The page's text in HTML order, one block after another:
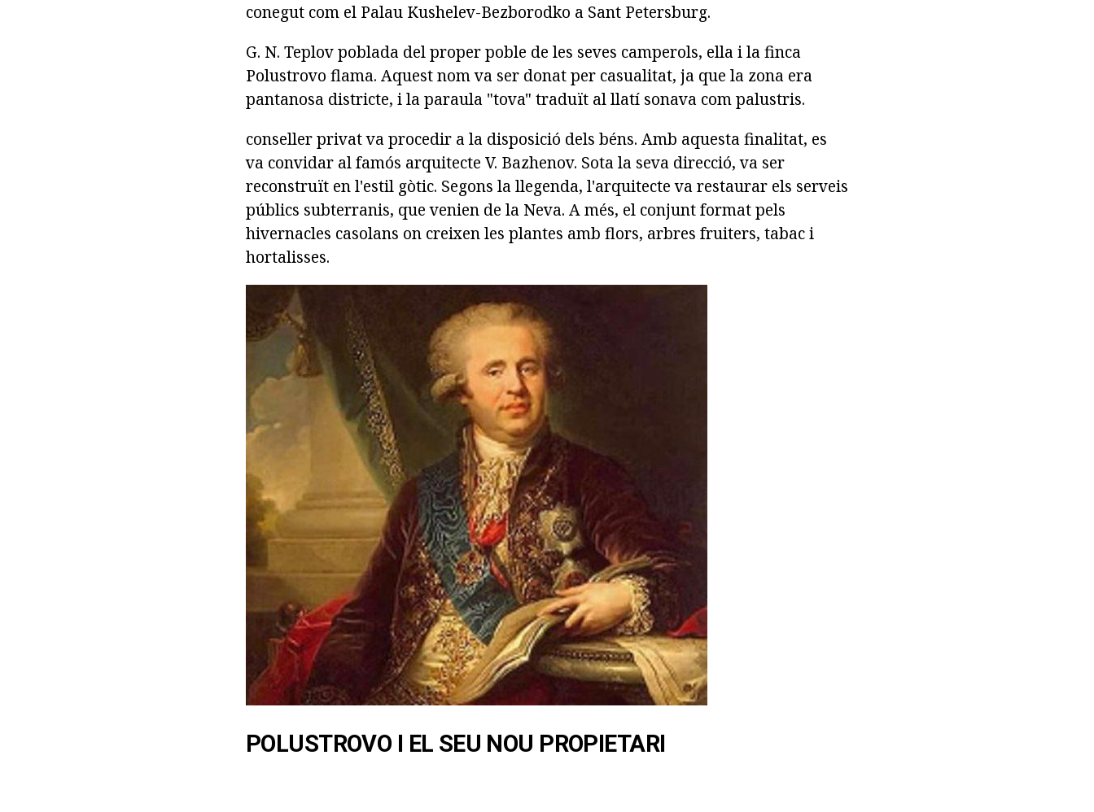
conegut com el Palau Kushelev-Bezborodko a Sant Petersburg.
G. N. Teplov poblada del proper poble de les seves camperols, ella i la finca
Polustrovo flama. Aquest nom va ser donat per casualitat, ja que la zona era
pantanosa districte, i la paraula "tova" traduït al llatí sonava com palustris.
conseller privat va procedir a la disposició dels béns. Amb aquesta finalitat, es
va convidar al famós arquitecte V. Bazhenov. Sota la seva direcció, va ser
reconstruït en l'estil gòtic. Segons la llegenda, l'arquitecte va restaurar els serveis
públics subterranis, que venien de la Neva. A més, el conjunt format pels
hivernacles casolans on creixen les plantes amb flors, arbres fruiters, tabac i
hortalisses.
POLUSTROVO I EL SEU NOU PROPIETARI